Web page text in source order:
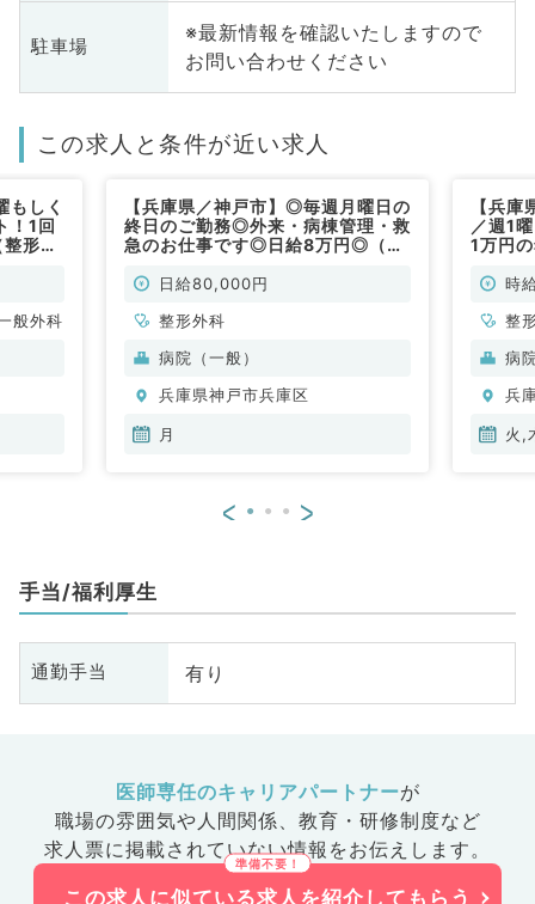
駐車場
※最新情報を確認いたしますので
お問い合わせください
この求人と条件が近い求人
もしく
！1回
形外
般外科
【兵庫県／神戸市】◎毎週月曜日の
終日のご勤務◎外来・病棟管理・救
急のお仕事です◎日給8万円◎（整
日給80,000円
整形外科
病院（一般）
兵庫県神戸市兵庫区
月
【兵
／週1
1万円
時
整
病
兵
火,
< >
手当/福利厚生
通勤手当 有り
医師専任のキャリアパートナーが
職場の雰囲気や人間関係、 教育・研修制度など
求人票に掲載されていない情報をお伝えします。
この求人に似ている求人を紹介してもらう